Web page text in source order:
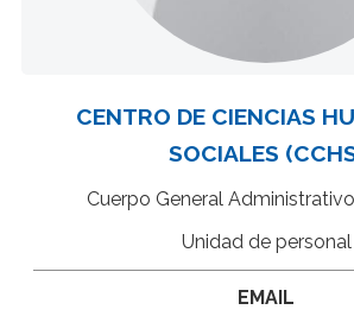
CENTRO DE CIENCIAS
SOCIALES
Cuerpo General
Unidad de personal
EMAIL